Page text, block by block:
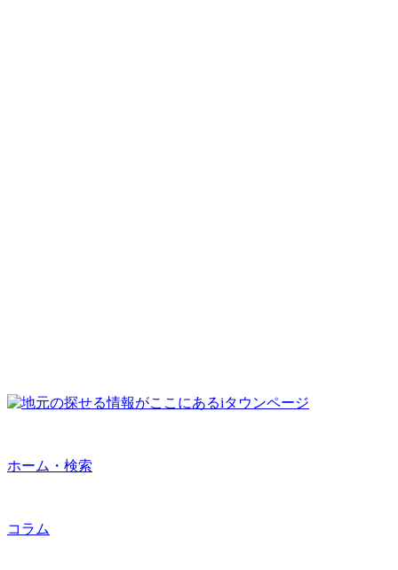
ホーム・検索
コラム